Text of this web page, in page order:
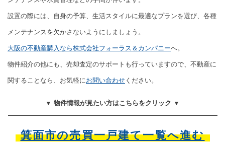
設置の際には、自身の予算、生活スタイルに最適なプランを選び、各種
メンテナンスを欠かさないようにしましょう。
大阪の不動産購入なら株式会社フォーラス＆カンパニーへ。
物件紹介の他にも、売却査定のサポートも行っていますので、不動産に
関することなら、お気軽に お問い合わせ ください。
▼ 物件情報が見たい方はこちらをクリック ▼
箕面市の売買一戸建て一覧へ進む